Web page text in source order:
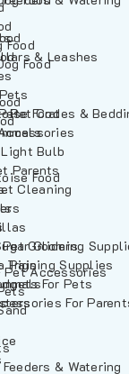
Food
Food
Food
Accessories
& Watering
Food
& Leashes
Pet Crates &
Bulb
Parents
Cleaning
Grooming
Training Supplies
For Pets
For
Gliders
Pigs